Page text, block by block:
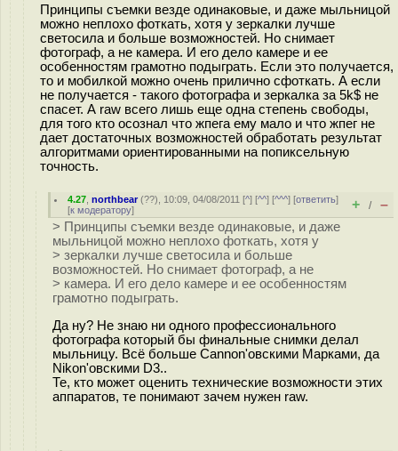
Принципы съемки везде одинаковые, и даже мыльницой
можно неплохо фоткать, хотя у зеркалки лучше
светосила и больше возможностей. Но снимает
фотограф, а не камера. И его дело камере и ее
особенностям грамотно подыграть. Если это получается,
то и мобилкой можно очень прилично сфоткать. А если
не получается - такого фотографа и зеркалка за 5k$ не
спасет. А raw всего лишь еще одна степень свободы,
для того кто осознал что жпега ему мало и что жпег не
дает достаточных возможностей обработать результат
алгоритмами ориентированными на попиксельную
точность.
4.27 ,northbear(??), 10:09, 04/08/2011 [^] [^^] [^^^] [ответить]
[к модератору] + / –
> Принципы съемки везде одинаковые, и даже
мыльницой можно неплохо фоткать, хотя у
> зеркалки лучше светосила и больше
возможностей. Но снимает фотограф, а не
> камера. И его дело камере и ее особенностям
грамотно подыграть.
Да ну? Не знаю ни одного профессионального
фотографа который бы финальные снимки делал
мыльницу. Всё больше Cannon'овскими Марками, да
Nikon'овскими D3..
Те, кто может оценить технические возможности этих
аппаратов, те понимают зачем нужен raw.